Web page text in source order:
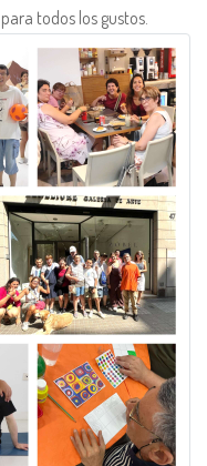
todos los gustos.